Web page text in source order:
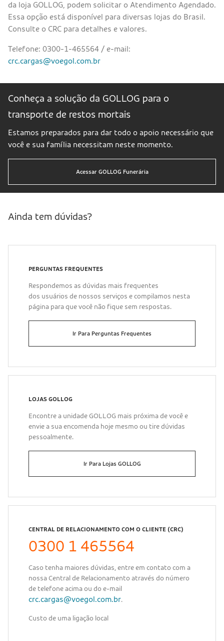
da loja GOLLOG, podem solicitar o Atendimento Agendado.
Essa opção está disponível para diversas lojas do Brasil.
Consulte o CRC para detalhes e valores.
Telefone: 0300-1-465564 / e-mail:
crc.cargas@voegol.com.br
Conheça a solução da GOLLOG para o
transporte de restos mortais
Estamos preparados para dar todo o apoio necessário que
você e sua família necessitam neste momento.
Acessar GOLLOG Funerária
Ainda tem dúvidas?
PERGUNTAS FREQUENTES
Respondemos as dúvidas mais frequentes
dos usuários de nossos serviços e compilamos nesta
página para que você não fique sem respostas.
Ir Para Perguntas Frequentes
LOJAS GOLLOG
Encontre a unidade GOLLOG mais próxima de você e
envie a sua encomenda hoje mesmo ou tire dúvidas
pessoalmente.
Ir Para Lojas GOLLOG
CENTRAL DE RELACIONAMENTO COM O CLIENTE (CRC)
0300 1 465564
Caso tenha maiores dúvidas, entre em contato com a
nossa Central de Relacionamento através do número
de telefone acima ou do e-mail
crc.cargas@voegol.com.br.
Custo de uma ligação local